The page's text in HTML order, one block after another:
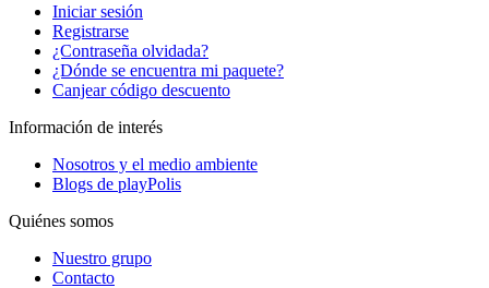
Iniciar sesión
Registrarse
¿Contraseña olvidada?
¿Dónde se encuentra mi paquete?
Canjear código descuento
Información de interés
Nosotros y el medio ambiente
Blogs de playPolis
Quiénes somos
Nuestro grupo
Contacto